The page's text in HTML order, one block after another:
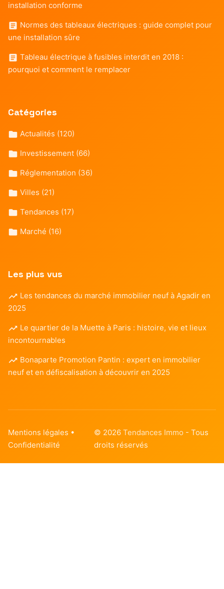
installation conforme
Normes des tableaux électriques : guide complet pour
une installation sûre
Tableau électrique à fusibles interdit en 2018 :
pourquoi et comment le remplacer
Catégories
Actualités (120)
Investissement (66)
Réglementation (36)
Villes (21)
Tendances (17)
Marché (16)
Les plus vus
Les tendances du marché immobilier neuf à Agadir en
2025
Le quartier de la Muette à Paris : histoire, vie et lieux
incontournables
Bonaparte Promotion Pantin : expert en immobilier
neuf et en défiscalisation à découvrir en 2025
Mentions légales •
Confidentialité
© 2026Tendances Immo - Tous
droits réservés